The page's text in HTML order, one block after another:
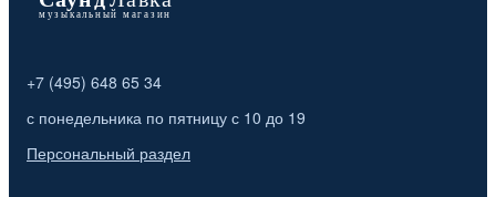
+7 (495) 648 65 34
с понедельника по пятницу с 10 до 19
Персональный раздел